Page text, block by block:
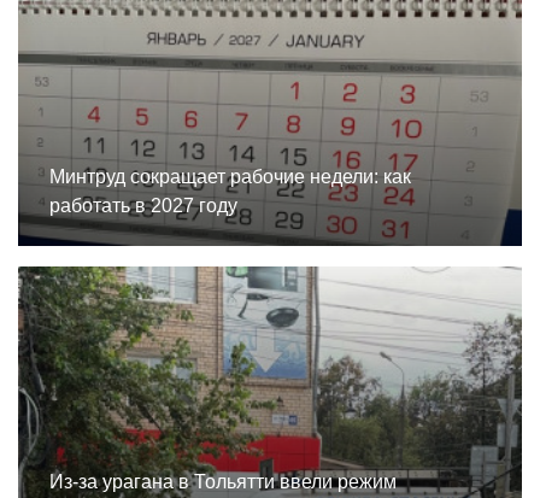
Минтруд сокращает рабочие недели: как
работать в 2027 году
Из-за урагана в Тольятти ввели режим